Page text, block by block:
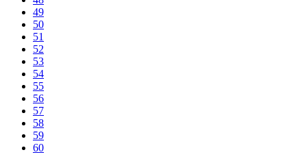
49
50
51
52
53
54
55
56
57
58
59
60